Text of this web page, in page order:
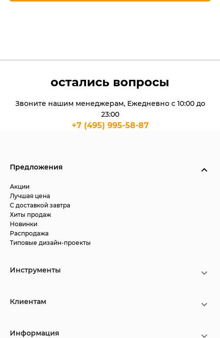
остались вопросы
Звоните нашим менеджерам, Ежедневно с 10:00 до
23:00
+7 (495) 995-58-87
Предложения
Акции
Лучшая цена
С доставкой завтра
Хиты продаж
Новинки
Распродажа
Типовые дизайн-проекты
Инструменты
Клиентам
Информация